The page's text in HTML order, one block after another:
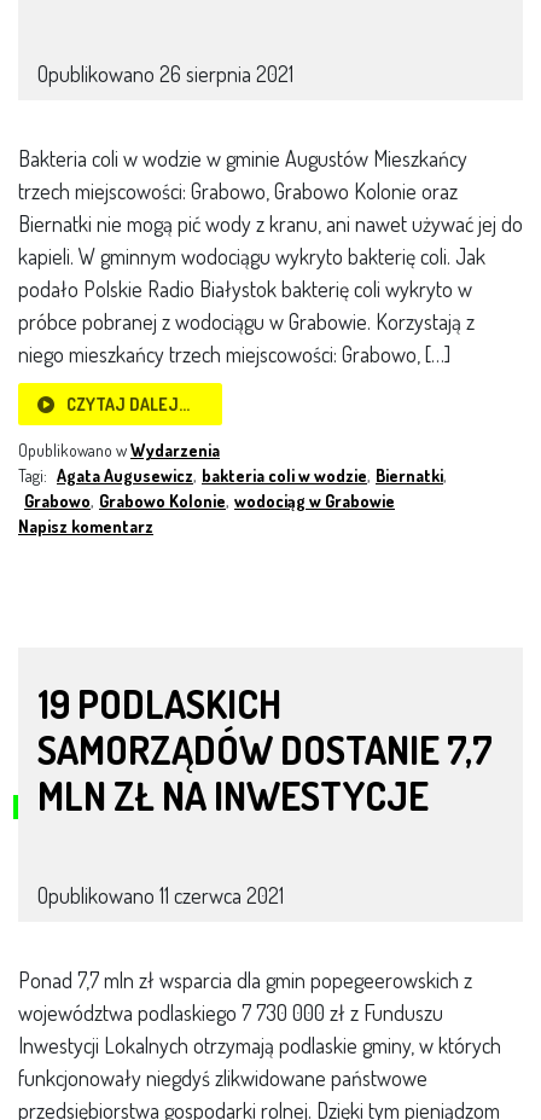
Opublikowano 26 sierpnia 2021
Bakteria coli w wodzie w gminie Augustów Mieszkańcy
trzech miejscowości: Grabowo, Grabowo Kolonie oraz
Biernatki nie mogą pić wody z kranu, ani nawet używać jej do
kapieli. W gminnym wodociągu wykryto bakterię coli. Jak
podało Polskie Radio Białystok bakterię coli wykryto w
próbce pobranej z wodociągu w Grabowie. Korzystają z
niego mieszkańcy trzech miejscowości: Grabowo, […]
CZYTAJ DALEJ…
Opublikowano wWydarzenia
Tagi: Agata Augusewicz, bakteria coli w wodzie, Biernatki,
Grabowo, Grabowo Kolonie, wodociąg w Grabowie
Napisz komentarz
19 PODLASKICH
SAMORZĄDÓW DOSTANIE 7,7
MLN ZŁ NA INWESTYCJE
Opublikowano 11 czerwca 2021
Ponad 7,7 mln zł wsparcia dla gmin popegeerowskich z
województwa podlaskiego 7 730 000 zł z Funduszu
Inwestycji Lokalnych otrzymają podlaskie gminy, w których
funkcjonowały niegdyś zlikwidowane państwowe
przedsiębiorstwa gospodarki rolnej. Dzięki tym pieniądzom